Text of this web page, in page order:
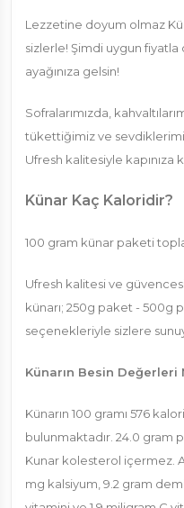
Lezzetine doyum olmaz
sizlerle! Şimdi uygun
ayağınıza gelsin!
Sofralarımızda,
tükettiğimiz ve
Ufresh kalitesiyle kapınıza
Künar Kaç Kaloridir?
100 gram künar paketi
Ufresh kalitesi ve
künarı; 250g paket - 500g
seçenekleriyle sizlere
Künarın Besin Değerleri
Künarın 100 gramı 576
bulunmaktadır. 24.0 gram
Kunar kolesterol içermez.
mg kalsiyum, 9.2 gram